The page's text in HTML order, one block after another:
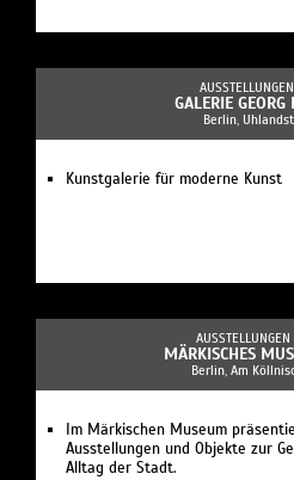
GALERIE GEORG
Berlin,
Kunstgalerie für moderne Kunst
MÄRKISCHES
Berlin, Am
Im Märkischen Museum
Ausstellungen und Objekte zur
Alltag der Stadt.